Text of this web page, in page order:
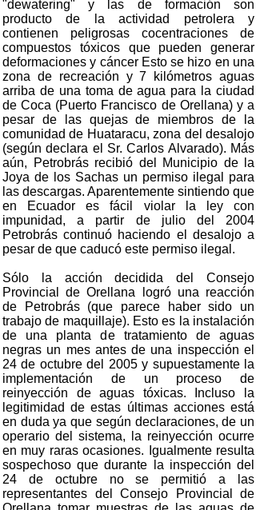
"dewatering" y las de formación son
producto de la actividad petrolera y
contienen peligrosas cocentraciones de
compuestos tóxicos que pueden generar
deformaciones y cáncer Esto se hizo en una
zona de recreación y 7 kilómetros aguas
arriba de una toma de agua para la ciudad
de Coca (Puerto Francisco de Orellana) y a
pesar de las quejas de miembros de la
comunidad de Huataracu, zona del desalojo
(según declara el Sr. Carlos Alvarado). Más
aún, Petrobrás recibió del Municipio de la
Joya de los Sachas un permiso ilegal para
las descargas. Aparentemente sintiendo que
en Ecuador es fácil violar la ley con
impunidad, a partir de julio del 2004
Petrobrás continuó haciendo el desalojo a
pesar de que caducó este permiso ilegal.
Sólo la acción decidida del Consejo
Provincial de Orellana logró una reacción
de Petrobrás (que parece haber sido un
trabajo de maquillaje). Esto es la instalación
de una planta de tratamiento de aguas
negras un mes antes de una inspección el
24 de octubre del 2005 y supuestamente la
implementación de un proceso de
reinyección de aguas tóxicas. Incluso la
legitimidad de estas últimas acciones está
en duda ya que según declaraciones, de un
operario del sistema, la reinyección ocurre
en muy raras ocasiones. Igualmente resulta
sospechoso que durante la inspección del
24 de octubre no se permitió a las
representantes del Consejo Provincial de